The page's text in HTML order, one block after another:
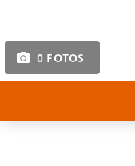
0 FOTOS